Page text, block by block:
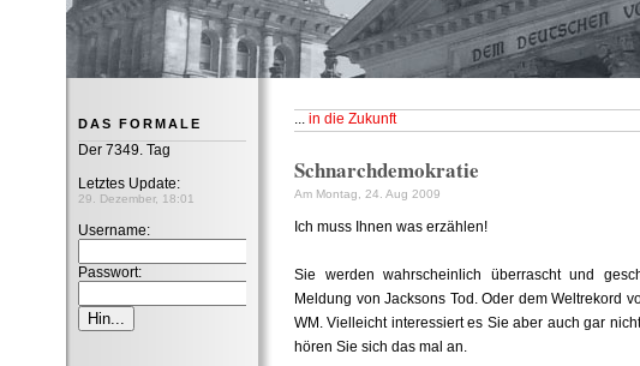
DAS FORMALE
Der 7349. Tag
Letztes Update:
29. Dezember, 18:01
Username:
Passwort:
... in die Zukunft
Schnarchdemokratie
Am Montag, 24. Aug 2009
Ich muss Ihnen was erzählen!
Sie werden wahrscheinlich überrascht und
Meldung von Jacksons Tod. Oder dem Weltrekord
WM. Vielleicht interessiert es Sie aber auch gar
hören Sie sich das mal an.